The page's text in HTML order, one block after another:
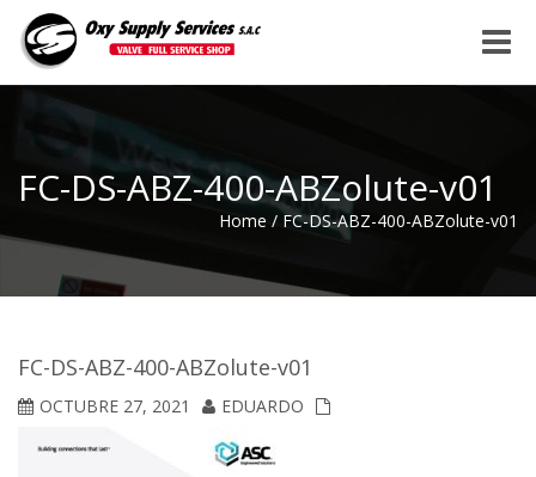
Toggle
FC-DS-ABZ-400-ABZolute-v01
Home / FC-DS-ABZ-400-ABZolute-v01
FC-DS-ABZ-400-ABZolute-v01
OCTUBRE 27, 2021 EDUARDO